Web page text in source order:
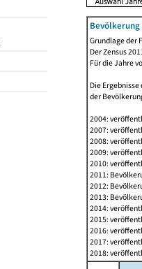
Grundlage der
Der Zensus
Für die Jahre
Die
der
2004:
2007:
2008:
2009:
2010:
2011:
2012:
2013:
2014:
2015:
2016:
2017:
2018: